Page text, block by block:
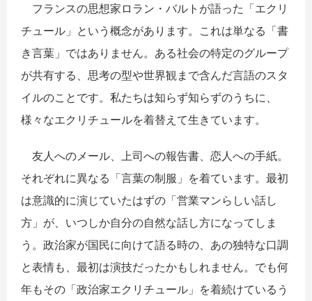
フランスの思想家ロラン・バルトが語った「エクリ
チュール」という概念があります。これは単なる「書
き言葉」ではありません。ある社会の特定のグループ
が共有する、思考の型や世界観まで含んだ言語のスタ
イルのことです。私たちは知らず知らずのうちに、
様々なエクリチュールを着替えて生きています。
友人へのメール、上司への報告書、恋人への手紙。
それぞれに異なる「言葉の制服」を着ています。最初
は意識的に演じていたはずの「営業マンらしい話し
方」が、いつしか自分の自然な話し方になってしま
う。政治家が国民に向けて語る時の、あの独特な口調
と表情も、最初は演技だったかもしれません。でも何
年もその「政治家エクリチュール」を着続けているう